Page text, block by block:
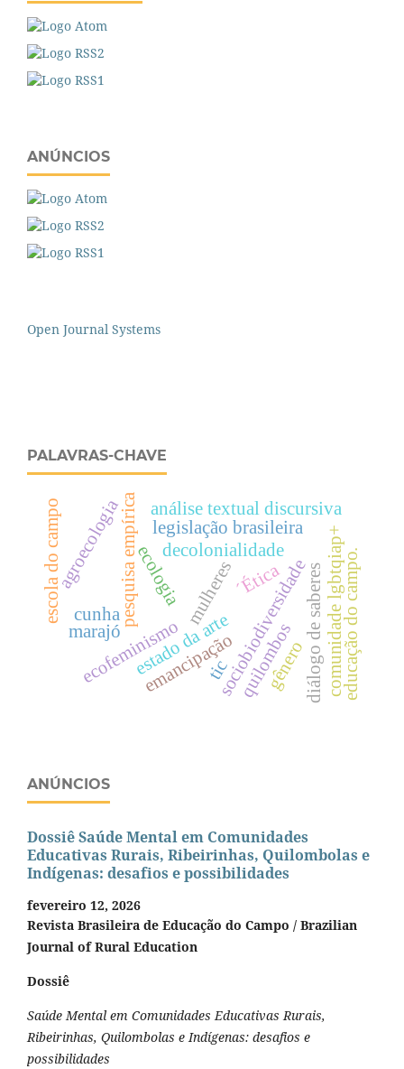
ANÚNCIOS
Open Journal Systems
PALAVRAS-CHAVE
decolonialidade
sociobiodiversidade
pesquisa empírica ´Ética
ecologiamulheres
estado da arte
ecofeminismo
agroecologia
diálogo de saberes
emancipação
cunha
análise textual discursiva
legislação brasileira
escola do campo
quilombos
gênero comunidade lgbtqiap+
tic educação do campo.
marajó
ANÚNCIOS
Dossiê Saúde Mental em Comunidades
Educativas Rurais, Ribeirinhas, Quilombolas e
Indígenas: desafios e possibilidades
fevereiro 12, 2026
Revista Brasileira de Educação do Campo / Brazilian
Journal of Rural Education
Dossiê
Saúde Mental em Comunidades Educativas Rurais,
Ribeirinhas, Quilombolas e Indígenas: desafios e
possibilidades